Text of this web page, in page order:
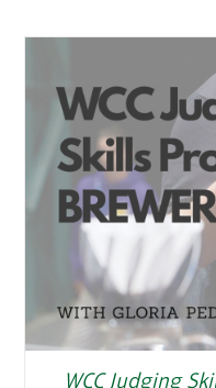
WCC Judging